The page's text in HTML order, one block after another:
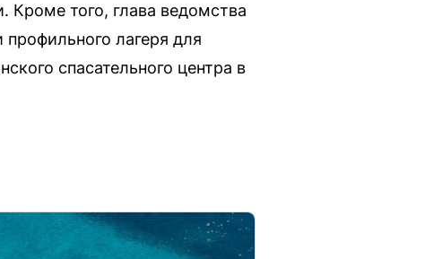
Кроме того, глава ведомства
лагеря для
спасательного центра в